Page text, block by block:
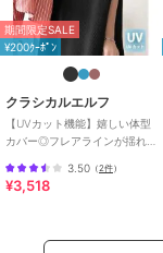
素材
特徴
期間限定SALE
¥200ｸｰﾎﾟﾝ
クラシカルエルフ
【UVカット機能】嬉しい体型
カバー◎フレアラインが揺れ
ロワンピ（半袖）
3.50 （2件）
¥3,518